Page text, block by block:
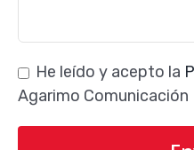
He leído y acepto la
Agarimo Comunicación